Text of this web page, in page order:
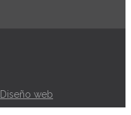
Diseño web